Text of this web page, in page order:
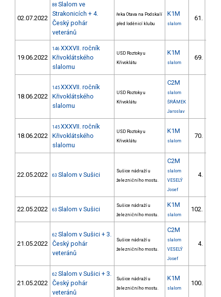
02.07.2022
88 Slalom ve
Strakonicích + 4.
Český pohár
veteránů
řeka Otava na Podskalí
před loděnicí klubu
K1M
slalom
61.
19.06.2022
146 XXXVII. ročník
Křivoklátského
slalomu
USD Roztoky u
Křivoklátu
K1M
slalom
69.
18.06.2022
145 XXXVII. ročník
Křivoklátského
slalomu
USD Roztoky u
Křivoklátu
C2M
slalom
ŠRÁMEK
Jaroslav
18.06.2022
145 XXXVII. ročník
Křivoklátského
slalomu
USD Roztoky u
Křivoklátu
K1M
slalom
70.
22.05.2022 63 Slalom v Sušici
Sušice nádraží u
železničního mostu.
C2M
slalom
VESELÝ
Josef
4.
22.05.2022 63 Slalom v Sušici
Sušice nádraží u
železničního mostu.
K1M
slalom
102.
21.05.2022
62 Slalom v Sušici + 3.
Český pohár
veteránů
Sušice nádraží u
železničního mostu.
C2M
slalom
VESELÝ
Josef
4.
21.05.2022
62 Slalom v Sušici + 3.
Český pohár
veteránů
Sušice nádraží u
železničního mostu.
K1M
slalom
100.